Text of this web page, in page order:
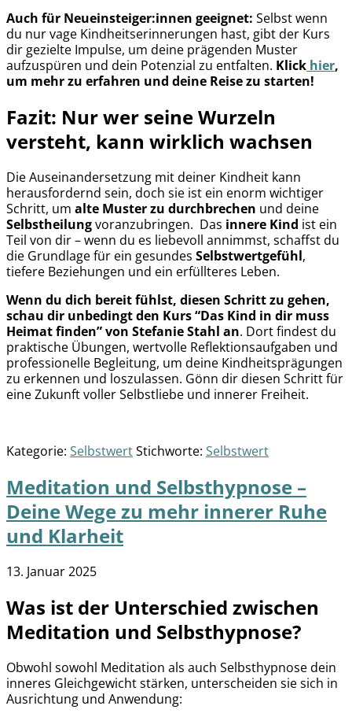
Auch für Neueinsteiger:innen geeignet: Selbst wenn
du nur vage Kindheitserinnerungen hast, gibt der Kurs
dir gezielte Impulse, um deine prägenden Muster
aufzuspüren und dein Potenzial zu entfalten. Klick hier,
um mehr zu erfahren und deine Reise zu starten!
Fazit: Nur wer seine Wurzeln
versteht, kann wirklich wachsen
Die Auseinandersetzung mit deiner Kindheit kann
herausfordernd sein, doch sie ist ein enorm wichtiger
Schritt, um alte Muster zu durchbrechen und deine
Selbstheilungvoranzubringen. Das innere Kind ist ein
Teil von dir – wenn du es liebevoll annimmst, schaffst du
die Grundlage für ein gesundes Selbstwertgefühl,
tiefere Beziehungen und ein erfüllteres Leben.
Wenn du dich bereit fühlst, diesen Schritt zu gehen,
schau dir unbedingt den Kurs “Das Kind in dir muss
Heimat finden” von Stefanie Stahl an. Dort findest du
praktische Übungen, wertvolle Reflektionsaufgaben und
professionelle Begleitung, um deine Kindheitsprägungen
zu erkennen und loszulassen. Gönn dir diesen Schritt für
eine Zukunft voller Selbstliebe und innerer Freiheit.
Kategorie: SelbstwertStichworte: Selbstwert
Meditation und Selbsthypnose –
Deine Wege zu mehr innerer Ruhe
und Klarheit
13. Januar 2025
Was ist der Unterschied zwischen
Meditation und Selbsthypnose?
Obwohl sowohl Meditation als auch Selbsthypnose dein
inneres Gleichgewicht stärken, unterscheiden sie sich in
Ausrichtung und Anwendung: